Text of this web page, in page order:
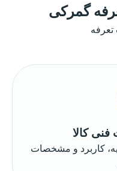
گمرکی
تعرفه
کالا
کاربرد و مشخصات